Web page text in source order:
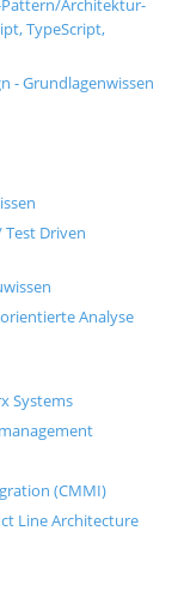
Architektur-
TypeScript,
- Grundlagenwissen
Driven
Analyse
Systems
(CMMI)
Line Architecture